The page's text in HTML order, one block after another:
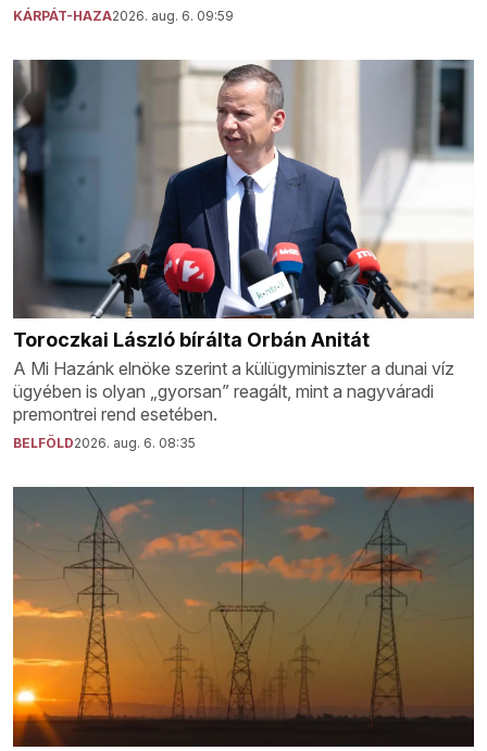
KÁRPÁT-HAZA2026. aug. 6. 09:59
Toroczkai László bírálta Orbán Anitát
A Mi Hazánk elnöke szerint a külügyminiszter a dunai víz
ügyében is olyan „gyorsan” reagált, mint a nagyváradi
premontrei rend esetében.
BELFÖLD2026. aug. 6. 08:35